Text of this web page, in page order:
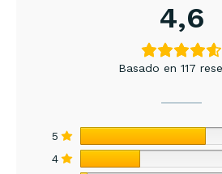
4,6
Basado en 117
5
4